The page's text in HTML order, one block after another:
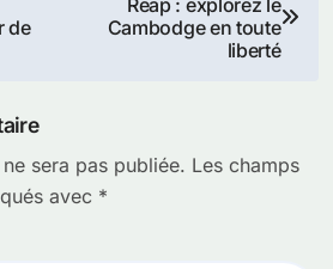
de
Cambodge en toute
liberté
sera pas publiée. Les champs
avec *